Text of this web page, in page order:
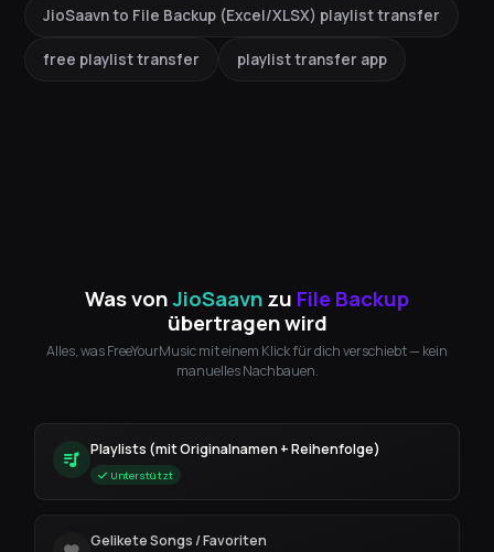
JioSaavn to File Backup (Excel/XLSX) playlist transfer
free playlist transfer playlist transfer app
Was vonJioSaavnzu File Backup
übertragen wird
Alles, was FreeYourMusic mit einem Klick für dich verschiebt — kein
manuelles Nachbauen.
Playlists (mit Originalnamen + Reihenfolge)
Unterstützt
Gelikete Songs / Favoriten